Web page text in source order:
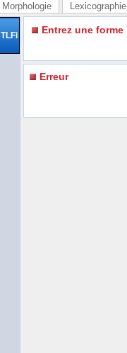
Morphologie Lexicographie
TLFi Entrez une forme
Erreur